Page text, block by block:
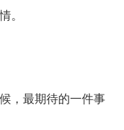
。
，最期待的一件事